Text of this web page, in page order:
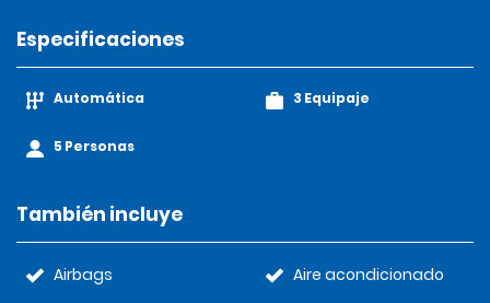
Especificaciones
Automática
5 Personas
3 Equipaje
También incluye
Airbags
Aire acondicionado